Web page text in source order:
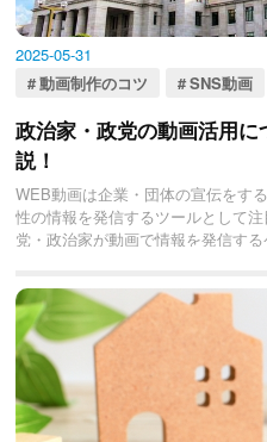
2025-05-31
動画制作のコツ
SNS動画
政治家・政党の動画活用
説！
WEB動画は企業・団体の宣伝をす
性の情報を発信するツールとして
党・政治家が動画で情報を発信する